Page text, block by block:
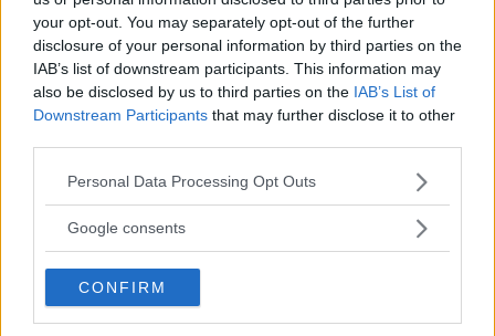
your opt-out. You may separately opt-out of the further
disclosure of your personal information by third parties on the
IAB’s list of downstream participants. This information may
also be disclosed by us to third parties on the IAB’s List of
Downstream Participants that may further disclose it to other
Please note that this website/app uses one or more Google
not limited to your visit or usage behaviour. You may click to
use your data for below specified purposes in below Google
consent section.
Personal Data Processing Opt Outs
Google consents
CONFIRM
veramente stupendo.
ELIANA MAGNOLO